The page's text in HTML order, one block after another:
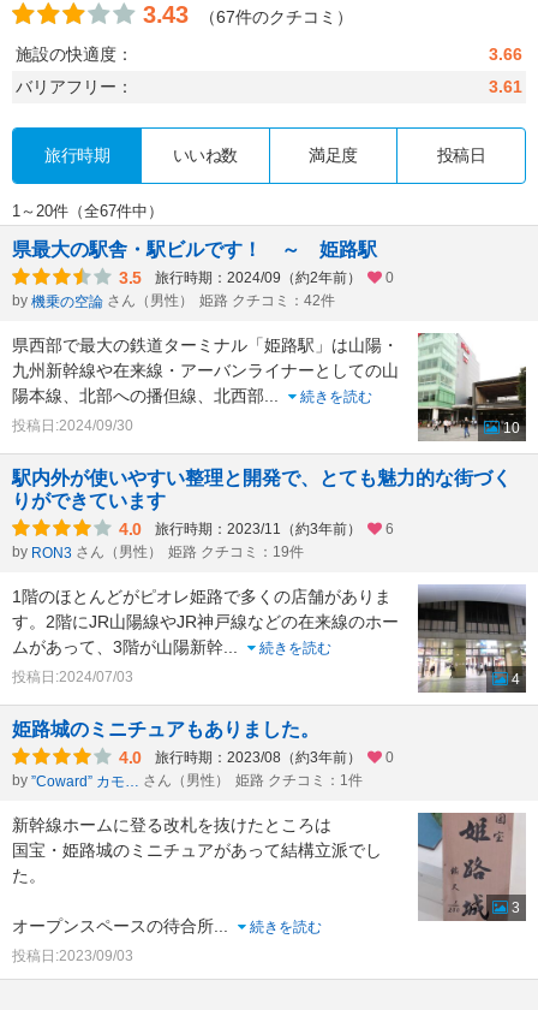
3.43
（67件のクチコミ）
施設の快適度：
3.66
バリアフリー：
3.61
旅行時期 いいね数 満足度 投稿日
1～20件（全67件中）
県最大の駅舎・駅ビルです！ ～ 姫路駅
3.5 旅行時期：2024/09（約2年前）
0
by 機乗の空論 さん（男性） 姫路 クチコミ：42件
県西部で最大の鉄道ターミナル「姫路駅」は山陽・
九州新幹線や在来線・アーバンライナーとしての山
陽本線、北部への播但線、北西部
続きを読む
投稿日:2024/09/30
10
駅内外が使いやすい整理と開発で、とても魅力的な街づく
りができています
4.0 旅行時期：2023/11（約3年前）
6
by RON3 さん（男性） 姫路 クチコミ：19件
1階のほとんどがピオレ姫路で多くの店舗がありま
す。2階にJR山陽線やJR神戸線などの在来線のホー
ムがあって、3階が山陽新幹
続きを読む
投稿日:2024/07/03
4
姫路城のミニチュアもありました。
4.0 旅行時期：2023/08（約3年前）
0
by
”Coward” カモねぎ さん（男性） 姫路 クチコミ：1件
新幹線ホームに登る改札を抜けたところは
国宝・姫路城のミニチュアがあって結構立派でし
た。
オープンスペースの待合所
続きを読む
投稿日:2023/09/03
3